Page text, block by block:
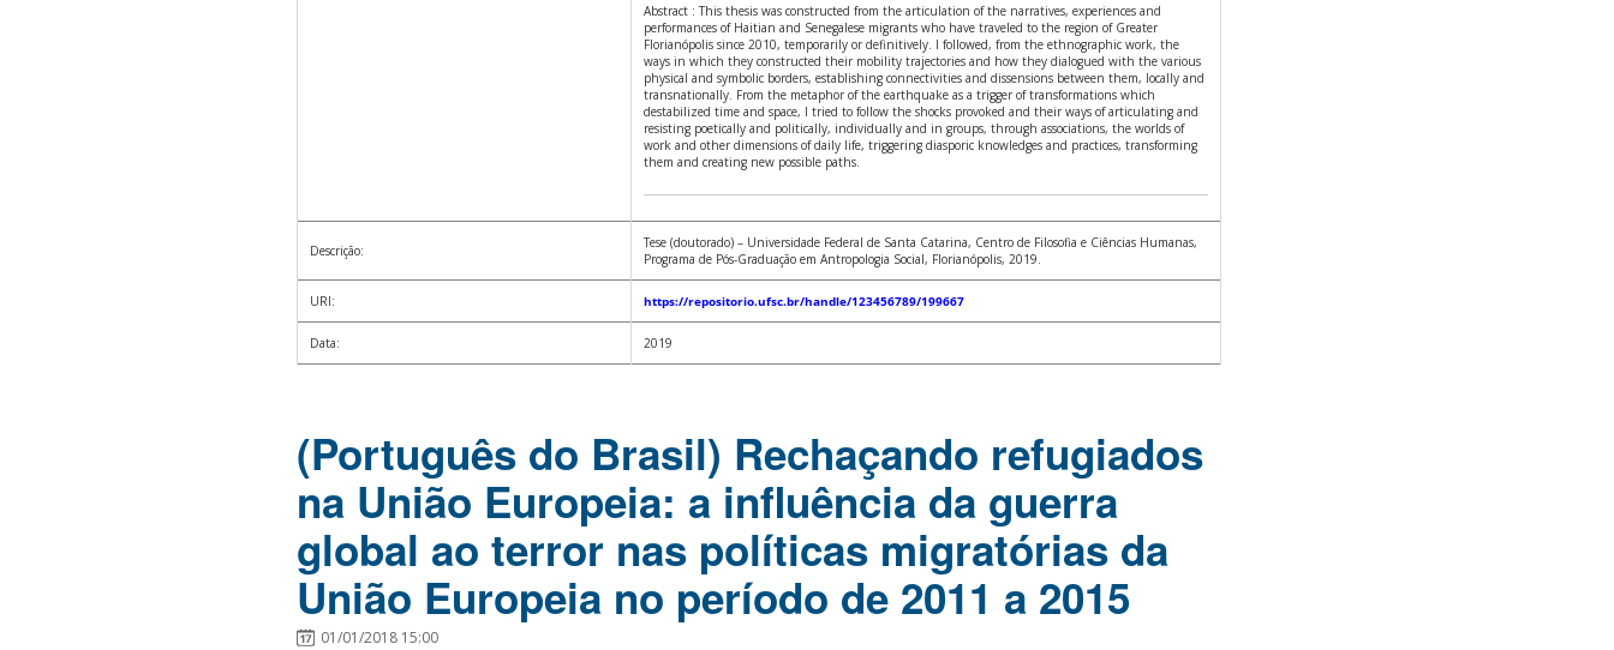
Abstract : This thesis was constructed from the articulation of the narratives, experiences and
performances of Haitian and Senegalese migrants who have traveled to the region of Greater
Florianópolis since 2010, temporarily or definitively. I followed, from the ethnographic work, the
ways in which they constructed their mobility trajectories and how they dialogued with the various
physical and symbolic borders, establishing connectivities and dissensions between them, locally and
transnationally. From the metaphor of the earthquake as a trigger of transformations which
destabilized time and space, I tried to follow the shocks provoked and their ways of articulating and
resisting poetically and politically, individually and in groups, through associations, the worlds of
work and other dimensions of daily life, triggering diasporic knowledges and practices, transforming
them and creating new possible paths.
Descrição:
Tese (doutorado) – Universidade Federal de Santa Catarina, Centro de Filosofia e Ciências Humanas,
Programa de Pós-Graduação em Antropologia Social, Florianópolis, 2019.
URI: https://repositorio.ufsc.br/handle/123456789/199667
Data: 2019
(Português do Brasil) Rechaçando refugiados
na União Europeia: a influência da guerra
global ao terror nas políticas migratórias da
União Europeia no período de 2011 a 2015
01/01/2018 15:00